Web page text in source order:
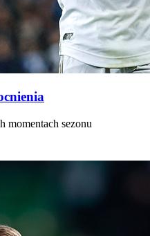
momentach sezonu